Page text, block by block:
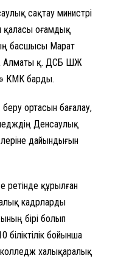
сақтау министрі
Қоғамдық
басшысы Марат
қ. ҚДСБ ШЖҚ
КМК барды.
ортасын бағалау,
Денсаулық
дайындығын
құрылған
кадрларды
бірі болып
бойынша
халықаралық